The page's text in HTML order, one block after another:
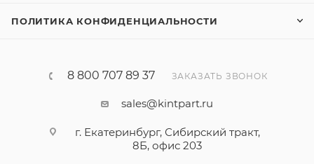
ПОЛИТИКА КОНФИДЕНЦИАЛЬНОСТИ
8 800 707 89 37 ЗАКАЗАТЬ ЗВОНОК
sales@kintpart.ru
г. Екатеринбург, Сибирский тракт,
8Б, офис 203